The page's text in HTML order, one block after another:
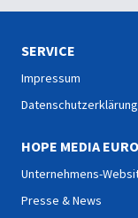
SERVICE
Impressum
Datenschutzerklärung
HOPE MEDIA
Unternehmens-
Presse & News